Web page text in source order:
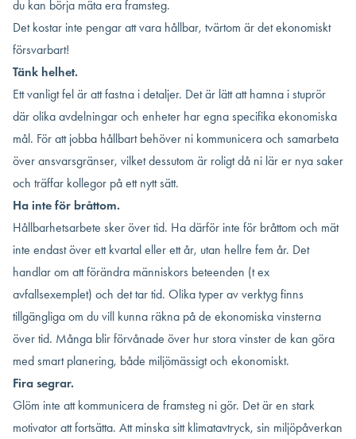
du kan börja mäta era framsteg.
Det kostar inte pengar att vara hållbar, tvärtom är det ekonomiskt
försvarbart!
Tänk helhet.
Ett vanligt fel är att fastna i detaljer. Det är lätt att hamna i stuprör
där olika avdelningar och enheter har egna specifika ekonomiska
mål. För att jobba hållbart behöver ni kommunicera och samarbeta
över ansvarsgränser, vilket dessutom är roligt då ni lär er nya saker
och träffar kollegor på ett nytt sätt.
Ha inte för bråttom.
Hållbarhetsarbete sker över tid. Ha därför inte för bråttom och mät
inte endast över ett kvartal eller ett år, utan hellre fem år. Det
handlar om att förändra människors beteenden (t ex
avfallsexemplet) och det tar tid. Olika typer av verktyg finns
tillgängliga om du vill kunna räkna på de ekonomiska vinsterna
över tid. Många blir förvånade över hur stora vinster de kan göra
med smart planering, både miljömässigt och ekonomiskt.
Fira segrar.
Glöm inte att kommunicera de framsteg ni gör. Det är en stark
motivator att fortsätta. Att minska sitt klimatavtryck, sin miljöpåverkan